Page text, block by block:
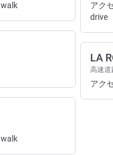
walk
walk
アク
drive
LA
高速道
アク